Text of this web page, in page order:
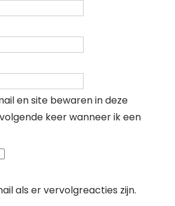
en site bewaren in deze
keer wanneer ik een
als er vervolgreacties zijn.